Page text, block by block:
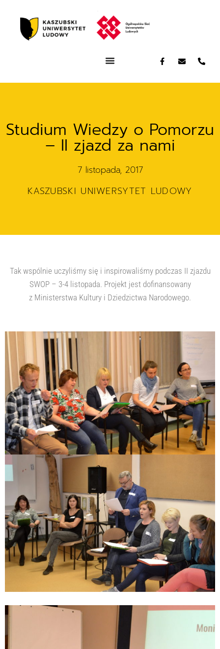
Studium Wiedzy o Pomorzu
– II zjazd za nami
7 listopada, 2017
KASZUBSKI UNIWERSYTET LUDOWY
Tak wspólnie uczyliśmy się i inspirowaliśmy podczas II zjazdu
SWOP – 3-4 listopada. Projekt jest dofinansowany
z Ministerstwa Kultury i Dziedzictwa Narodowego.